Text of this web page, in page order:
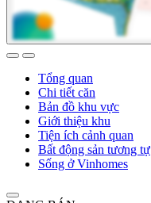
Tổng quan
Chi tiết căn
Bản đồ khu vực
Giới thiệu khu
Tiện ích cảnh quan
Bất động sản tương tự
Sống ở Vinhomes